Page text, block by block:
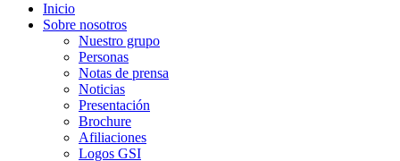
Inicio
Sobre nosotros
Nuestro grupo
Personas
Notas de prensa
Noticias
Presentación
Brochure
Afiliaciones
Logos GSI